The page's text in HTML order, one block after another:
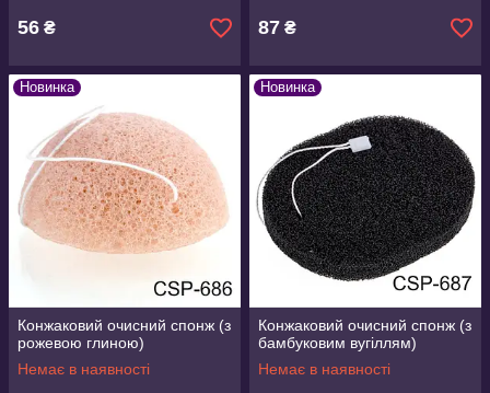
56 ₴ 87 ₴
Новинка
Конжаковий очисний спонж (з
рожевою глиною)
Немає в наявності
Новинка
Конжаковий очисний спонж (з
бамбуковим вугіллям)
Немає в наявності